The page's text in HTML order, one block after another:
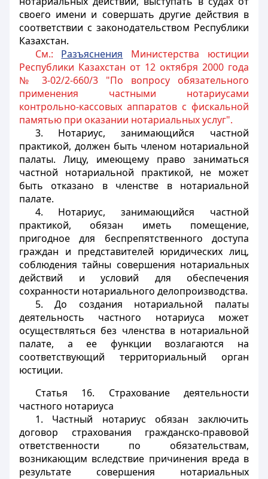
своего имени и совершать другие действия в
соответствии с законодательством Республики
Казахстан.
См.: Разъяснения Министерства юстиции
Республики Казахстан от 12 октября 2000 года
№ 3-02/2-660/3 "По вопросу обязательного
применения частными нотариусами
контрольно-кассовых аппаратов с фискальной
памятью при оказании нотариальных услуг".
3. Нотариус, занимающийся частной
практикой, должен быть членом нотариальной
палаты. Лицу, имеющему право заниматься
частной нотариальной практикой, не может
быть отказано в членстве в нотариальной
палате.
4. Нотариус, занимающийся частной
практикой, обязан иметь помещение,
пригодное для беспрепятственного доступа
граждан и представителей юридических лиц,
соблюдения тайны совершения нотариальных
действий и условий для обеспечения
сохранности нотариального делопроизводства.
5. До создания нотариальной палаты
деятельность частного нотариуса может
осуществляться без членства в нотариальной
палате, а ее функции возлагаются на
соответствующий территориальный орган
юстиции.
Статья 16. Страхование деятельности
частного нотариуса
1. Частный нотариус обязан заключить
договор страхования гражданско-правовой
ответственности по обязательствам,
возникающим вследствие причинения вреда в
результате совершения нотариальных